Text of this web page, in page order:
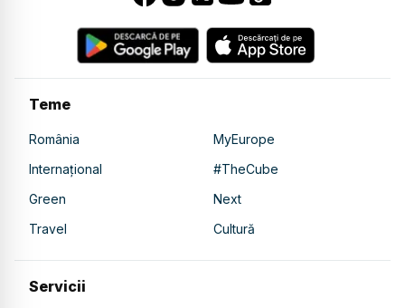
Teme
România
MyEurope
Internațional
#TheCube
Green
Next
Travel
Cultură
Servicii